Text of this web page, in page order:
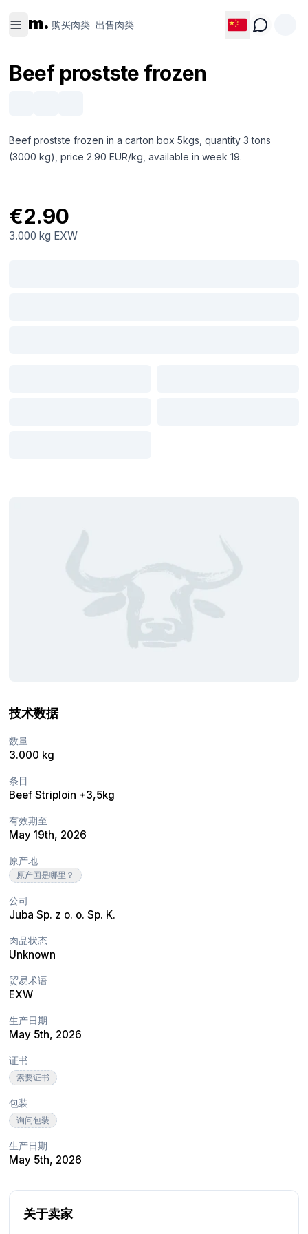
m. 购买肉类 出售肉类
Beef prostste frozen
Beef prostste frozen in a carton box 5kgs, quantity 3 tons
(3000 kg), price 2.90 EUR/kg, available in week 19.
€2.90
3.000 kg EXW
技术数据
数量
3.000 kg
条目
Beef Striploin +3,5kg
有效期至
May 19th, 2026
原产地
原产国是哪里？
公司
Juba Sp. z o. o. Sp. K.
肉品状态
Unknown
贸易术语
EXW
生产日期
May 5th, 2026
证书
索要证书
包装
询问包装
生产日期
May 5th, 2026
关于卖家